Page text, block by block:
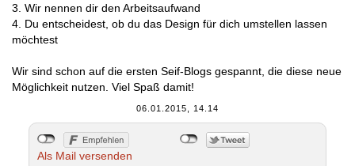
3. Wir nennen dir den Arbeitsaufwand
4. Du entscheidest, ob du das Design für dich umstellen lassen
möchtest
Wir sind schon auf die ersten Seif-Blogs gespannt, die diese neue
Möglichkeit nutzen. Viel Spaß damit!
06.01.2015, 14.14
Als Mail versenden